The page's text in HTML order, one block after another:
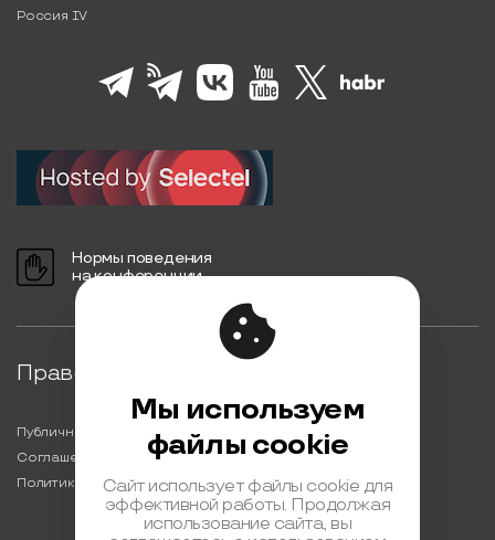
Россия IV
Нормы поведения
на конференции
Правовая информация
Публичная оферта
Соглашение на обработку персональных данных
Политика обработки персональных данных
Мы используем
файлы cookie
Сайт использует файлы cookie для
эффективной работы. Продолжая
использование сайта, вы